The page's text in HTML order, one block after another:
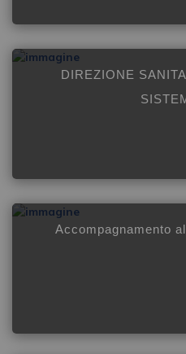
DIREZIONE
Accompagnamento